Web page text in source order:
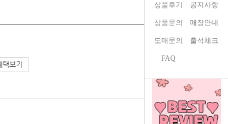
상품후기 공지사항
상품문의 매장안내
도매문의 출석체크
FAQ